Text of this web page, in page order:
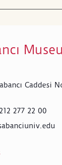
Caddesi
277 22 00